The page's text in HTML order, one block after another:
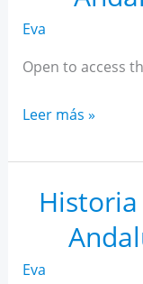
Eva
Open to access
Historia
Rendimiento
Andalucía
diciembre
Leer más »
Eva